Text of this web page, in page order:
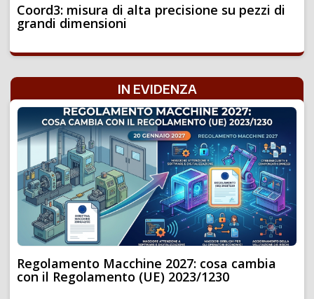
Coord3: misura di alta precisione su pezzi di
grandi dimensioni
IN EVIDENZA
Regolamento Macchine 2027: cosa cambia
con il Regolamento (UE) 2023/1230